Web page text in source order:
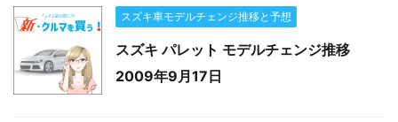
スズキ車モデルチェンジ推移と予想
スズキ パレット モデルチェンジ推移
2009年9月17日